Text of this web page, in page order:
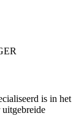
is in het
uitgebreide